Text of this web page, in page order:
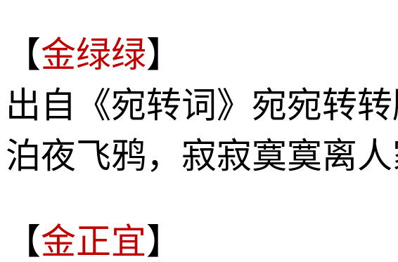
【金绿绿】
出自《宛转词》宛宛转
泊夜飞鸦，寂寂寞寞离人
【金正宜】